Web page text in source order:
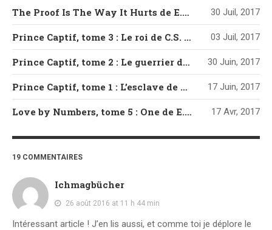
The Proof Is The Way It Hurts de E.S. Carter 30 Juil, 2017
Prince Captif, tome 3 : Le roi de C.S. Pacat 03 Juil, 2017
Prince Captif, tome 2 : Le guerrier de C.S. Pacat 30 Juin, 2017
Prince Captif, tome 1 : L’esclave de C.S. Pacat 17 Juin, 2017
Love by Numbers, tome 5 : One de E.S. Carter 17 Avr, 2017
19 COMMENTAIRES
Ichmagbücher
26 août 2016 at 11 h 44 min
Intéressant article ! J’en lis aussi, et comme toi je déplore le